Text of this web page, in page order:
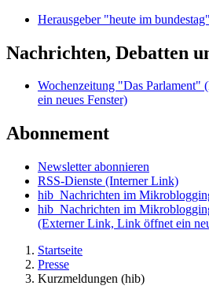
Herausgeber "heute im
Nachrichten, Debatten
Wochenzeitung "Das Parlament"
ein neues Fenster)
Abonnement
Newsletter abonnieren
RSS-Dienste (Interner Link)
hib_Nachrichten im
hib_Nachrichten im
(Externer Link, Link öffnet ein
Startseite
Presse
Kurzmeldungen (hib)